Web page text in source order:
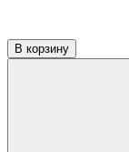
В корзину